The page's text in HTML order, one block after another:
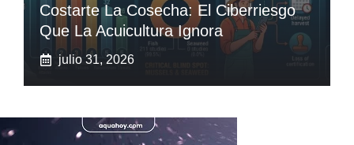
Costarte La Cosecha: El Ciberriesgo
Que La Acuicultura Ignora
julio 31, 2026